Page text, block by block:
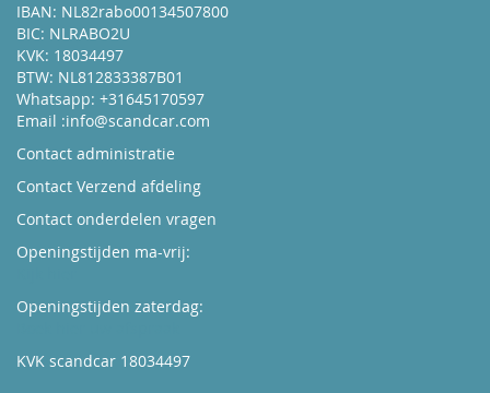
IBAN: NL82rabo00134507800
BIC: NLRABO2U
KVK: 18034497
BTW: NL812833387B01
Whatsapp: +31645170597
Email :info@scandcar.com
Contact administratie
Contact Verzend afdeling
Contact onderdelen vragen
Openingstijden ma-vrij:
Openingstijden zaterdag:
KVK scandcar 18034497